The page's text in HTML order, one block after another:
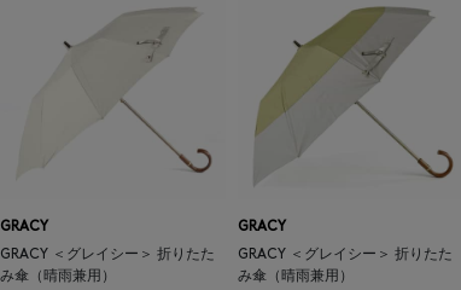
GRACY
GRACY ＜グレイシー＞ 折りたた
み傘（晴雨兼用）
GRACY
GRACY ＜グレイシー＞ 折りたた
み傘（晴雨兼用）